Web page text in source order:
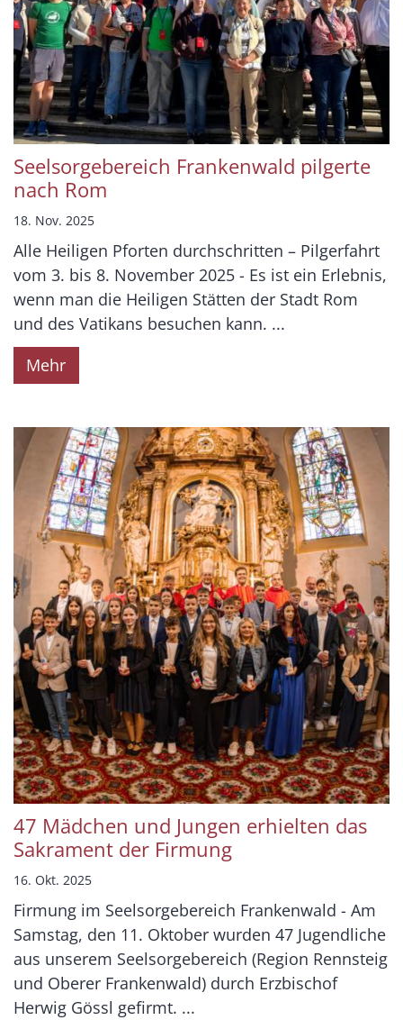
Seelsorgebereich Frankenwald pilgerte
nach Rom
18. Nov. 2025
Alle Heiligen Pforten durchschritten – Pilgerfahrt
vom 3. bis 8. November 2025 - Es ist ein Erlebnis,
wenn man die Heiligen Stätten der Stadt Rom
und des Vatikans besuchen kann. ...
Mehr
47 Mädchen und Jungen erhielten das
Sakrament der Firmung
16. Okt. 2025
Firmung im Seelsorgebereich Frankenwald - Am
Samstag, den 11. Oktober wurden 47 Jugendliche
aus unserem Seelsorgebereich (Region Rennsteig
und Oberer Frankenwald) durch Erzbischof
Herwig Gössl gefirmt. ...